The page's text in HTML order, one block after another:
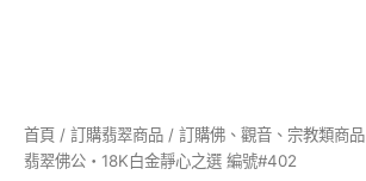
首頁 / 訂購翡翠商品 / 訂購佛、觀音、宗教類商品
翡翠佛公・18K白金靜心之選 編號#402
公・
18K